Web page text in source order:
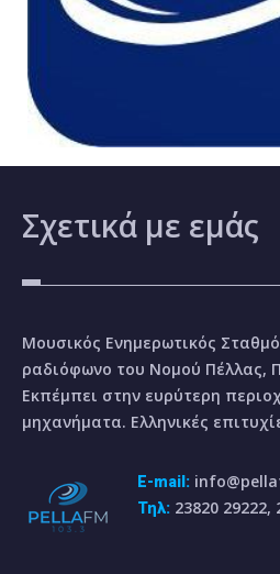
Σχετικά με εμάς
Μουσικός Ενημερωτικός
ραδιόφωνο του Νομού Πέλλας,
Εκπέμπει στην ευρύτερη
μηχανήματα. Ελληνικές
E-mail:
Τηλ: 23820 29222,